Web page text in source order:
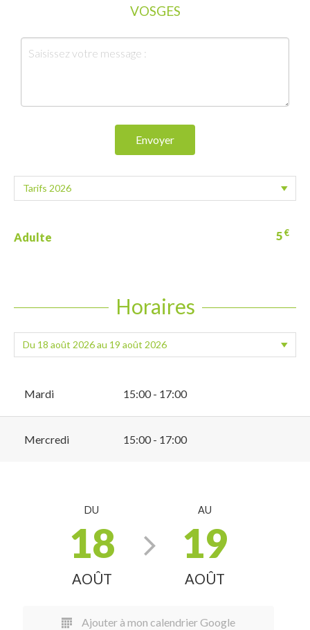
VOSGES
Envoyer
Adulte 5€
Horaires
Mardi 15:00 - 17:00
Mercredi 15:00 - 17:00
DU
18
AOÛT
AU
19
AOÛT
Ajouter à mon calendrier Google